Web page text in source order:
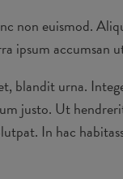
non euismod.
ipsum
blandit urna.
justo. Ut
In hac